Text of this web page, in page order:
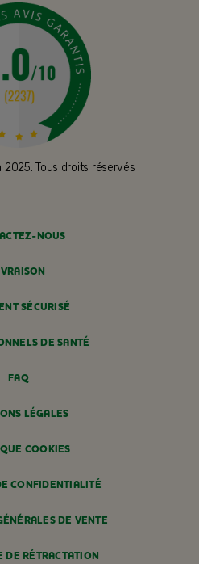
Tous droits réservés
NOUS
SÉCURISÉ
DE SANTÉ
FAQ
LÉGALES
COOKIES
CONFIDENTIALITÉ
DE VENTE
DE RÉTRACTATION